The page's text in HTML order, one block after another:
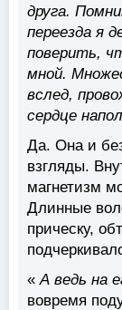
друга.
переезда я
поверить,
мной.
вслед,
сердце
Да. Она и
взгляды.
магнетизм
Длинные
прическу,
« А ведь на
вовремя